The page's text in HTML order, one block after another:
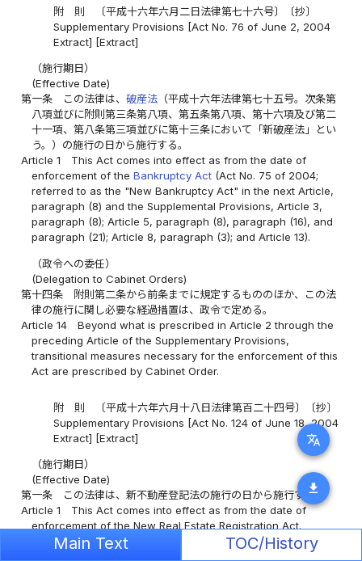
translate
download
附 則 〔平成十六年六月二日法律第七十六号〕〔抄〕
Supplementary Provisions [Act No. 76 of June 2, 2004
Extract] [Extract]
（施行期日）
(Effective Date)
第一条
この法律は、破産法 （平成十六年法律第七十五号。次条第
八項並びに附則第三条第八項、第五条第八項、第十六項及び第二
十一項、第八条第三項並びに第十三条において「新破産法」とい
う。）の施行の日から施行する。
Article 1
This Act comes into effect as from the date of
enforcement of theBankruptcy Act (Act No. 75 of 2004;
referred to as the "New Bankruptcy Act" in the next Article,
paragraph (8) and the Supplemental Provisions, Article 3,
paragraph (8); Article 5, paragraph (8), paragraph (16), and
paragraph (21); Article 8, paragraph (3); and Article 13).
（政令への委任）
(Delegation to Cabinet Orders)
第十四条
附則第二条から前条までに規定するもののほか、この法
律の施行に関し必要な経過措置は、政令で定める。
Article 14
Beyond what is prescribed in Article 2 through the
preceding Article of the Supplementary Provisions,
transitional measures necessary for the enforcement of this
Act are prescribed by Cabinet Order.
附 則 〔平成十六年六月十八日法律第百二十四号〕〔抄〕
Supplementary Provisions [Act No. 124 of June 18, 2004
Extract] [Extract]
（施行期日）
(Effective Date)
第一条
この法律は、新不動産登記法の施行の日から施行する。
Article 1
This Act comes into effect as from the date of
enforcement of the New Real Estate Registration Act.
Main Text TOC/History